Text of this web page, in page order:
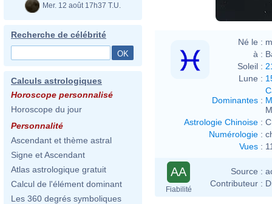
Mer. 12 août 17h37 T.U.
Recherche de célébrité
Calculs astrologiques
Horoscope personnalisé
Horoscope du jour
Personnalité
Ascendant et thème astral
Signe et Ascendant
Atlas astrologique gratuit
Calcul de l'élément dominant
Les 360 degrés symboliques
Né le :
à :
Soleil :
Lune :
Dominantes :
Astrologie Chinoise :
Numérologie :
Vues :
AA
Fiabilité
Source :
Contributeur :